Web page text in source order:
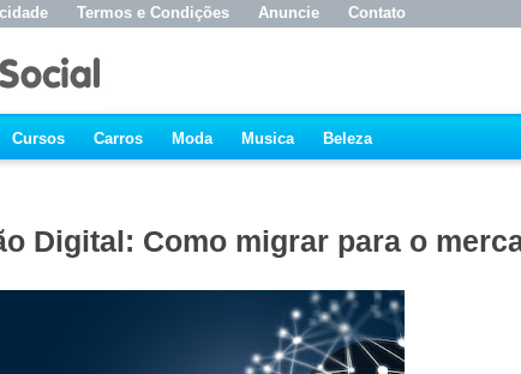
Termos e Condições Anuncie Contato
Cursos Carros Moda Musica Beleza
Digital: Como migrar para o